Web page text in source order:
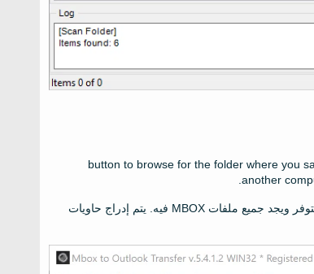
button to browse for the folder where you
another
زر. يفحص MBOX to Outlook Transfer المسار المتوفر ويجد جميع ملفات MBOX فيه. يتم إدراج حاويات